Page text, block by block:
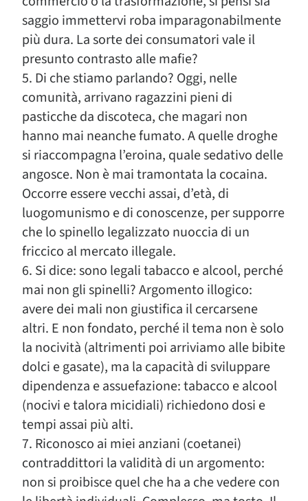
saggio immettervi roba imparagonabilmente
più dura. La sorte dei consumatori vale il
presunto contrasto alle mafie?
5. Di che stiamo parlando? Oggi, nelle
comunità, arrivano ragazzini pieni di
pasticche da discoteca, che magari non
hanno mai neanche fumato. A quelle droghe
si riaccompagna l’eroina, quale sedativo delle
angosce. Non è mai tramontata la cocaina.
Occorre essere vecchi assai, d’età, di
luogomunismo e di conoscenze, per supporre
che lo spinello legalizzato nuoccia di un
friccico al mercato illegale.
6. Si dice: sono legali tabacco e alcool, perché
mai non gli spinelli? Argomento illogico:
avere dei mali non giustifica il cercarsene
altri. E non fondato, perché il tema non è solo
la nocività (altrimenti poi arriviamo alle bibite
dolci e gasate), ma la capacità di sviluppare
dipendenza e assuefazione: tabacco e alcool
(nocivi e talora micidiali) richiedono dosi e
tempi assai più alti.
7. Riconosco ai miei anziani (coetanei)
contraddittori la validità di un argomento:
non si proibisce quel che ha a che vedere con